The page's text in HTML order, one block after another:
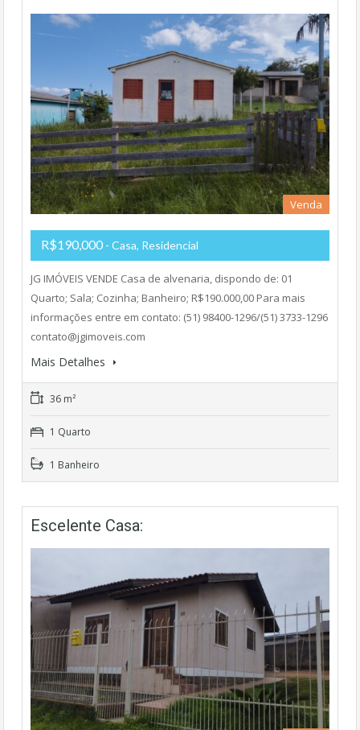
Venda
R$190,000 - Casa, Residencial
JG IMÓVEIS VENDE Casa de alvenaria, dispondo de: 01
Quarto; Sala; Cozinha; Banheiro; R$190.000,00 Para mais
informações entre em contato: (51) 98400-1296/(51) 3733-1296
contato@jgimoveis.com
Mais Detalhes
36 m²
1 Quarto
1 Banheiro
Escelente Casa: